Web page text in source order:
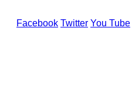
Facebook Twitter You Tube